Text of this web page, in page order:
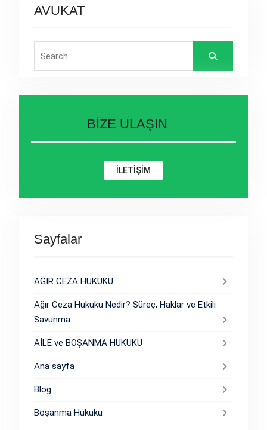
AVUKAT
for:
BİZE ULAŞIN
İLETİŞİM
Sayfalar
AĞIR CEZA HUKUKU
Ağır Ceza Hukuku Nedir? Süreç, Haklar ve Etkili
Savunma
AİLE ve BOŞANMA HUKUKU
Ana sayfa
Blog
Boşanma Hukuku